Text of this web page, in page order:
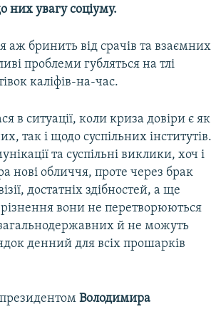
них увагу соціуму.
аж бринить від срачів та взаємних
проблеми губляться на тлі
каліфів-на-час.
в ситуації, коли криза довіри є як
так і щодо суспільних інститутів.
та суспільні виклики, хоч і
нові обличчя, проте через брак
достатніх здібностей, а ще
вони не перетворюються
й не можуть
денний для всіх прошарків
Володимира